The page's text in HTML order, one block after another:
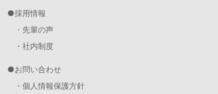
採用情報
・先輩の声
・社内制度
お問い合わせ
・個人情報保護方針